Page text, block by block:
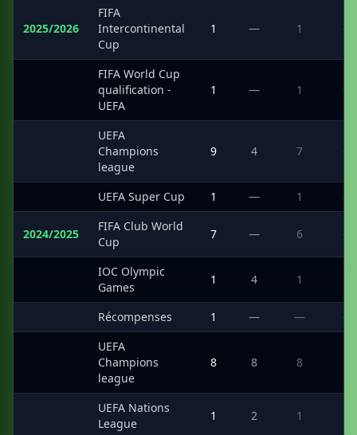
2025/2026
FIFA
Intercontinental
Cup
1 — 1 —
FIFA World Cup
qualification -
UEFA
1 — 1 —
UEFA
Champions
league
9 4 7 —
UEFA Super Cup 1 — 1 —
2024/2025
FIFA Club World
Cup
7 — 6 —
IOC Olympic
Games
1 4 1
Récompenses 1 — — —
UEFA
Champions
league
8 8 8
UEFA Nations
League
1 2 1